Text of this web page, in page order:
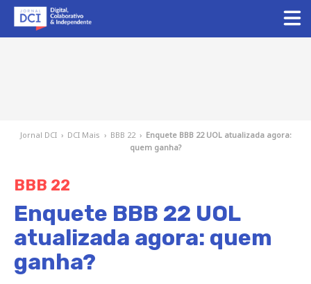
Jornal DCI › DCI Mais › BBB 22 › Enquete BBB 22 UOL atualizada agora:
quem ganha?
BBB 22
Enquete BBB 22 UOL
atualizada agora: quem
ganha?